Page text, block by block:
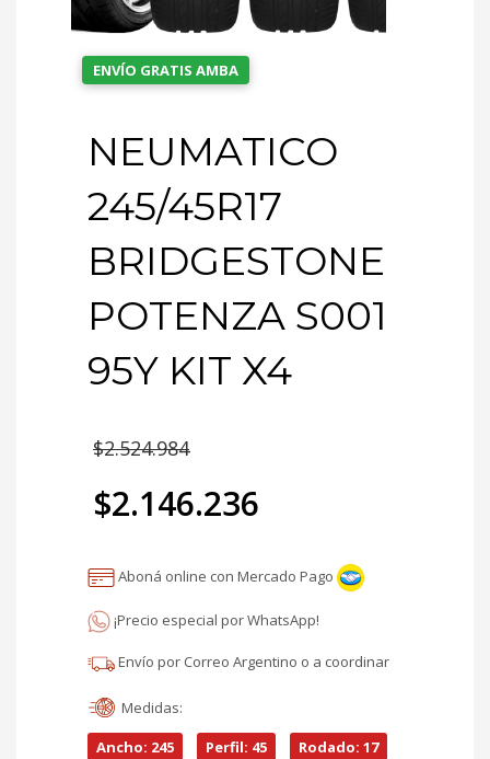
ENVÍO GRATIS AMBA
NEUMATICO
245/45R17
BRIDGESTONE
POTENZA S001
95Y KIT X4
$2.524.984
precio
era:
$2.524.984.
$2.146.236
precio
actual
es:
$2.146.236.
Aboná online con Mercado Pago
¡Precio especial por WhatsApp!
Envío por Correo Argentino o a coordinar
Medidas:
Ancho: 245
Perfil: 45 Rodado: 17